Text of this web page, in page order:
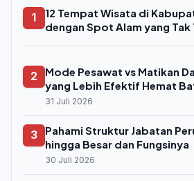
1
12 Tempat Wisata di
dengan Spot Alam yang Tak
2
Mode Pesawat vs Matikan
yang Lebih Efektif Hemat
31 Juli 2026
3
Pahami Struktur Jabatan
hingga Besar dan Fungsinya
30 Juli 2026